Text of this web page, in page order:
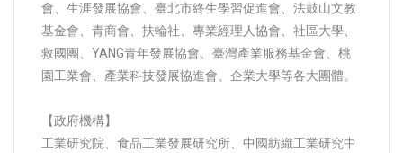
會、生涯發展協會、臺北市終生學習促進會、法鼓山文教
基金會、青商會、扶輪社、專業經理人協會、社區大學、
救國團、YANG青年發展協會、臺灣產業服務基金會、桃
園工業會、產業科技發展協進會、企業大學等各大團體。
【政府機構】
工業研究院、食品工業發展研究所、中國紡織工業研究中